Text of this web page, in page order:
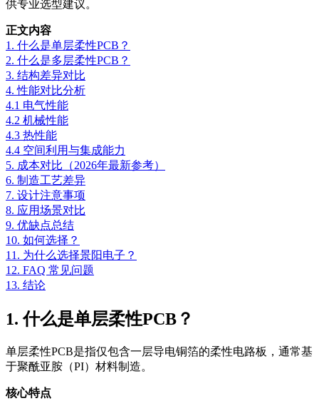
供专业选型建议。
正文内容
1. 什么是单层柔性PCB？
2. 什么是多层柔性PCB？
3. 结构差异对比
4. 性能对比分析
4.1 电气性能
4.2 机械性能
4.3 热性能
4.4 空间利用与集成能力
5. 成本对比（2026年最新参考）
6. 制造工艺差异
7. 设计注意事项
8. 应用场景对比
9. 优缺点总结
10. 如何选择？
11. 为什么选择景阳电子？
12. FAQ 常见问题
13. 结论
1. 什么是单层柔性PCB？
单层柔性PCB是指仅包含一层导电铜箔的柔性电路板，通常基
于聚酰亚胺（PI）材料制造。
核心特点